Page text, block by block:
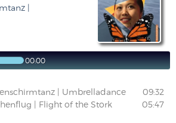
|
00:00
| Umbrelladance
09:32
| Flight of the Stork
05:47